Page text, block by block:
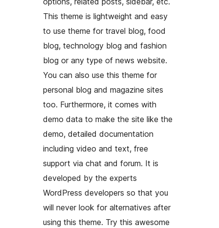
This theme is lightweight and easy
to use theme for travel blog, food
blog, technology blog and fashion
blog or any type of news website.
You can also use this theme for
personal blog and magazine sites
too. Furthermore, it comes with
demo data to make the site like the
demo, detailed documentation
including video and text, free
support via chat and forum. It is
developed by the experts
WordPress developers so that you
will never look for alternatives after
using this theme. Try this awesome